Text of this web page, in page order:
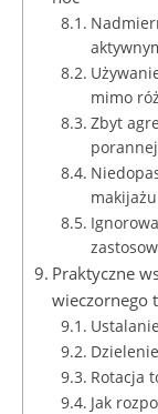
mimo
Zbyt
makijażu
Praktyczne
wieczornego
Rotacja
Jak